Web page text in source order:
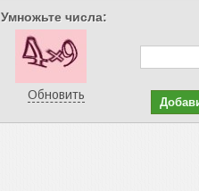
Умножьте числа:
Обновить